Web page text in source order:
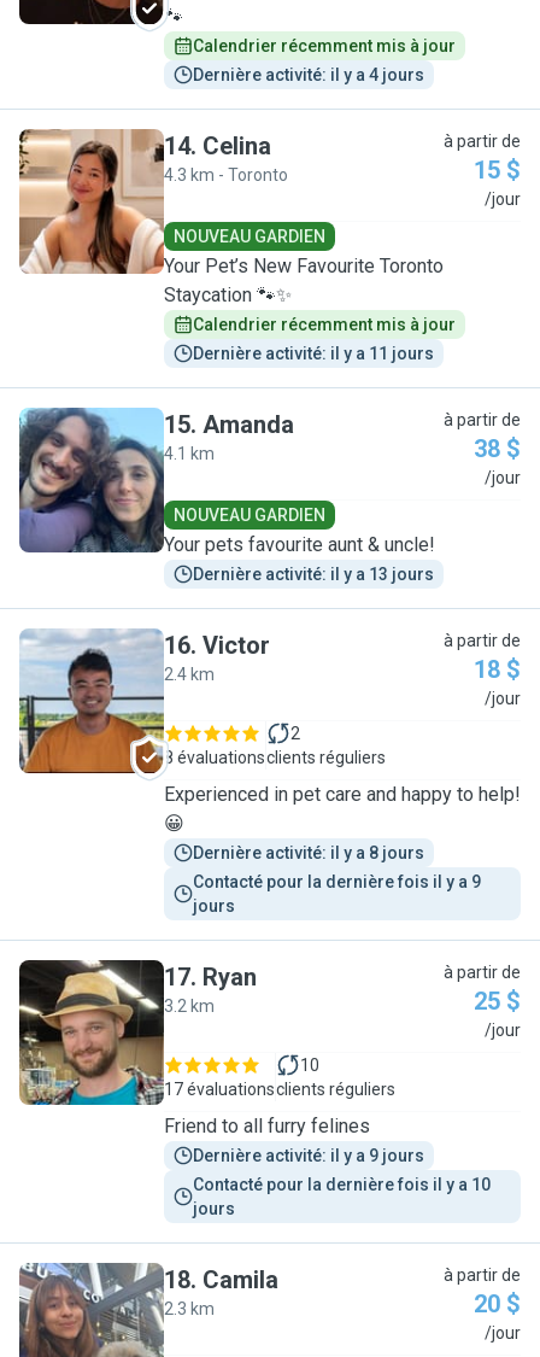
🐾
Calendrier récemment mis à jour
Dernière activité: il y a 4 jours
C
14. Celina
4.3 km - Toronto
à partir de
15 $
/jour
NOUVEAU GARDIEN
Your Pet’s New Favourite Toronto
Staycation 🐾✨
Calendrier récemment mis à jour
Dernière activité: il y a 11 jours
A
15. Amanda
4.1 km
à partir de
38 $
/jour
NOUVEAU GARDIEN
Your pets favourite aunt & uncle!
Dernière activité: il y a 13 jours
V
16. Victor
2.4 km
à partir de
18 $
/jour
8 évaluations
2
clients réguliers
Experienced in pet care and happy to help!
😀
Dernière activité: il y a 8 jours
Contacté pour la dernière fois il y a 9
jours
R
17. Ryan
3.2 km
à partir de
25 $
/jour
17 évaluations
10
clients réguliers
Friend to all furry felines
Dernière activité: il y a 9 jours
Contacté pour la dernière fois il y a 10
jours
C
18. Camila
2.3 km
à partir de
20 $
/jour